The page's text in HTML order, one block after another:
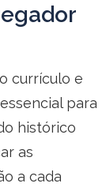
currículo e
para
histórico
as
a cada